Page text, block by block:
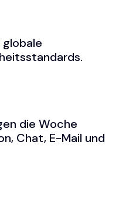
die Woche
Chat, E-Mail und